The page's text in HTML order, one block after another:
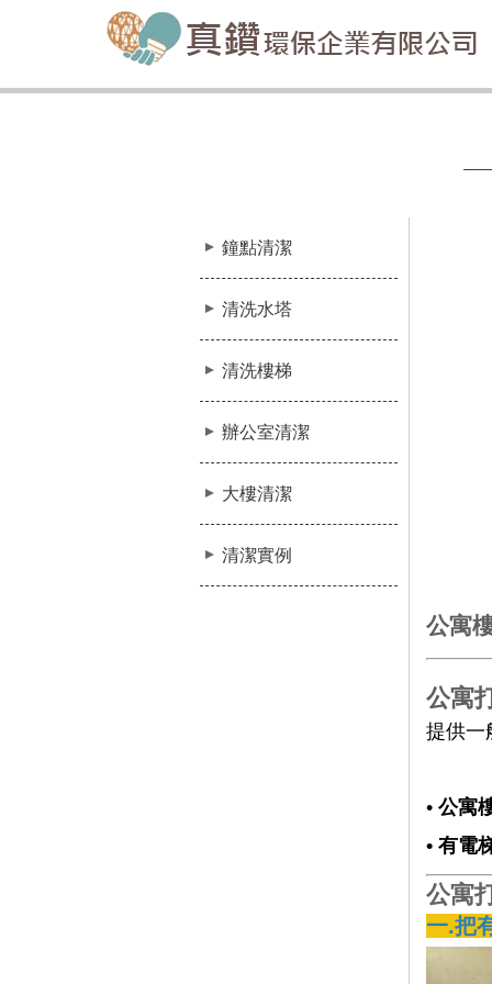
鐘點清潔
清洗水塔
清洗樓梯
辦公室清潔
大樓清潔
清潔實例
公寓
公寓
提供一
• 公寓
• 有電
公寓
一.把